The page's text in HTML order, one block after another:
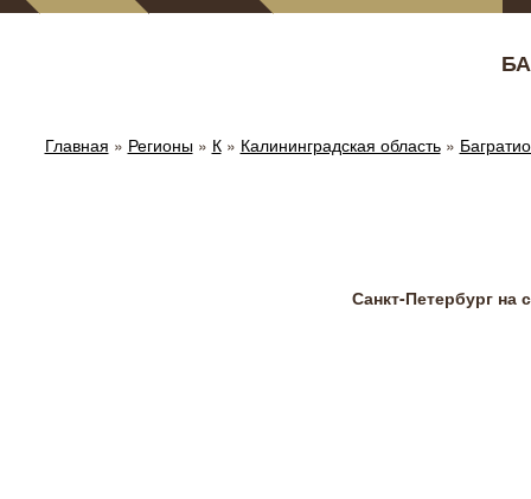
Главная » Регионы» К» Калининградская область»
Санкт-Петербург на